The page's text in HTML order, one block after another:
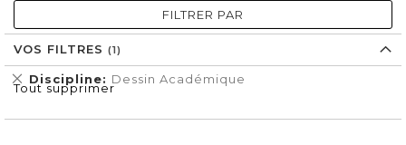
FILTRER PAR
VOS FILTRES
Discipline Dessin Académique
Supprimer
cet
Tout supprimer